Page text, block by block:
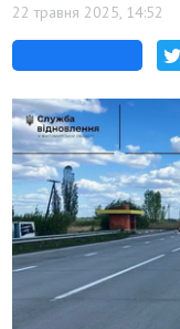
22 травня 2025, 14:52